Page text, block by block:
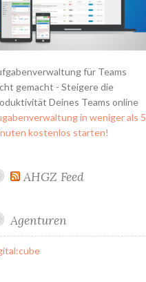
für Teams
gemacht - Steigere die
Deines Teams online
in weniger als 5
kostenlos starten!
AHGZ Feed
Agenturen